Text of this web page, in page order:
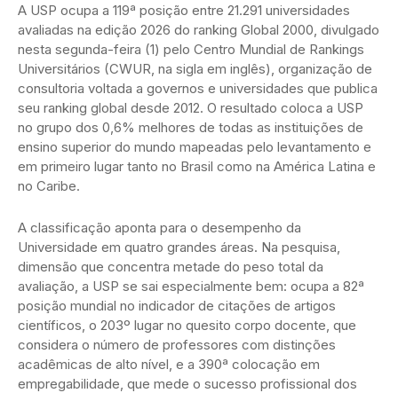
A USP ocupa a 119ª posição entre 21.291 universidades
avaliadas na edição 2026 do ranking Global 2000, divulgado
nesta segunda-feira (1) pelo Centro Mundial de Rankings
Universitários (CWUR, na sigla em inglês), organização de
consultoria voltada a governos e universidades que publica
seu ranking global desde 2012. O resultado coloca a USP
no grupo dos 0,6% melhores de todas as instituições de
ensino superior do mundo mapeadas pelo levantamento e
em primeiro lugar tanto no Brasil como na América Latina e
no Caribe.
A classificação aponta para o desempenho da
Universidade em quatro grandes áreas. Na pesquisa,
dimensão que concentra metade do peso total da
avaliação, a USP se sai especialmente bem: ocupa a 82ª
posição mundial no indicador de citações de artigos
científicos, o 203º lugar no quesito corpo docente, que
considera o número de professores com distinções
acadêmicas de alto nível, e a 390ª colocação em
empregabilidade, que mede o sucesso profissional dos